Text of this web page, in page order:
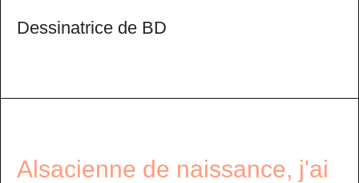
Dessinatrice de BD
Alsacienne de naissance, j'ai